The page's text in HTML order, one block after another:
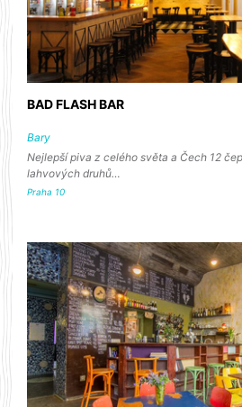
BAD FLASH BAR
Bary
Nejlepší piva z celého světa a Čech 12
lahvových druhů…
Praha 10